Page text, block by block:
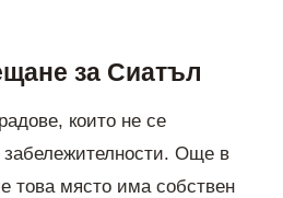
за Сиатъл
които не се
забележителности. Още в
това място има собствен